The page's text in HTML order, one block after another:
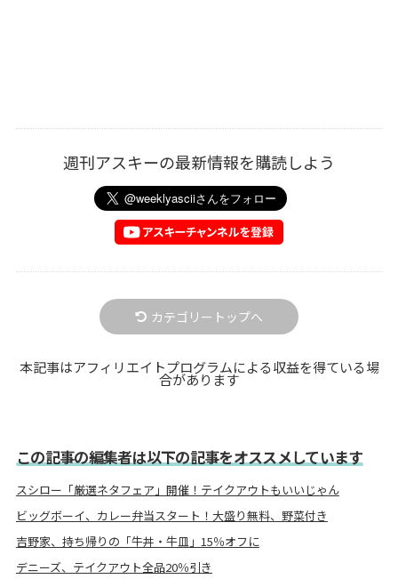
週刊アスキーの最新情報を購読しよう
カテゴリートップへ
本記事はアフィリエイトプログラムによる収益を得ている場
合があります
この記事の編集者は以下の記事をオススメしています
スシロー「厳選ネタフェア」開催！テイクアウトもいいじゃん
ビッグボーイ、カレー弁当スタート！大盛り無料、野菜付き
吉野家、持ち帰りの「牛丼・牛皿」15％オフに
デニーズ、テイクアウト全品20％引き